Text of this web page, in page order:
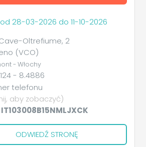
28-03-2026 do 11-10-2026
Oltrefiume, 2
(VCO)
- Włochy
- 8.4886
telefonu
aby zobaczyć)
IT103008B15NMLJXCK
ODWIEDŹ STRONĘ